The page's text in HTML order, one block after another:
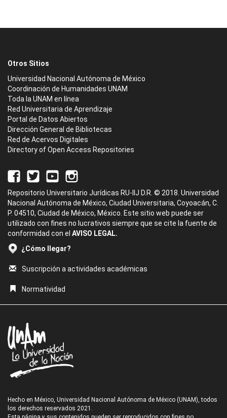
Otros Sitios
Universidad Nacional Autónoma de México
Coordinación de Humanidades UNAM
Toda la UNAM en línea
Red Universitaria de Aprendizaje
Portal de Datos Abiertos
Dirección General de Bibliotecas
Red de Acervos Digitales
Directory of Open Access Repositories
Repositorio Universitario Jurídicas RU-IIJ D.R. © 2018. Universidad
Nacional Autónoma de México, Ciudad Universitaria, Coyoacán, C.
P. 04510, Ciudad de México, México. Este sitio web puede ser
utilizado con fines no lucrativos siempre que se cite la fuente de
conformidad con el AVISO LEGAL.
¿Cómo llegar?
Suscripción a actividades académicas
Normatividad
Hecho en México, Universidad Nacional Autónoma de México (UNAM), todos
los derechos reservados 2021.